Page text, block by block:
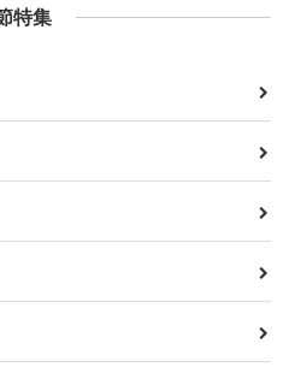
特集